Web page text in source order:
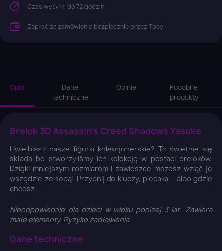
Czas wysyłki do 72 godzin
Zapłać za zamówienie bezpiecznie przez Tpay
Opis
Dane
techniczne
Opinie
Podobne
produkty
Brelok 3D Assassin's Creed Shadows Yasuke
Uwielbiasz nasze figurki kolekcjonerskie? To świetnie się
składa bo stworzyliśmy ich kolekcję w postaci breloków.
Dzięki mniejszym rozmiarom i zawieszce możesz wziąć je
wszędzie ze sobą! Przypnij do kluczy, plecaka... albo gdzie
chcesz.
Nieodpowiednie dla dzieci w wieku poniżej 3 lat. Zawiera
małe elementy. Ryzyko zadławienia.
Dane techniczne